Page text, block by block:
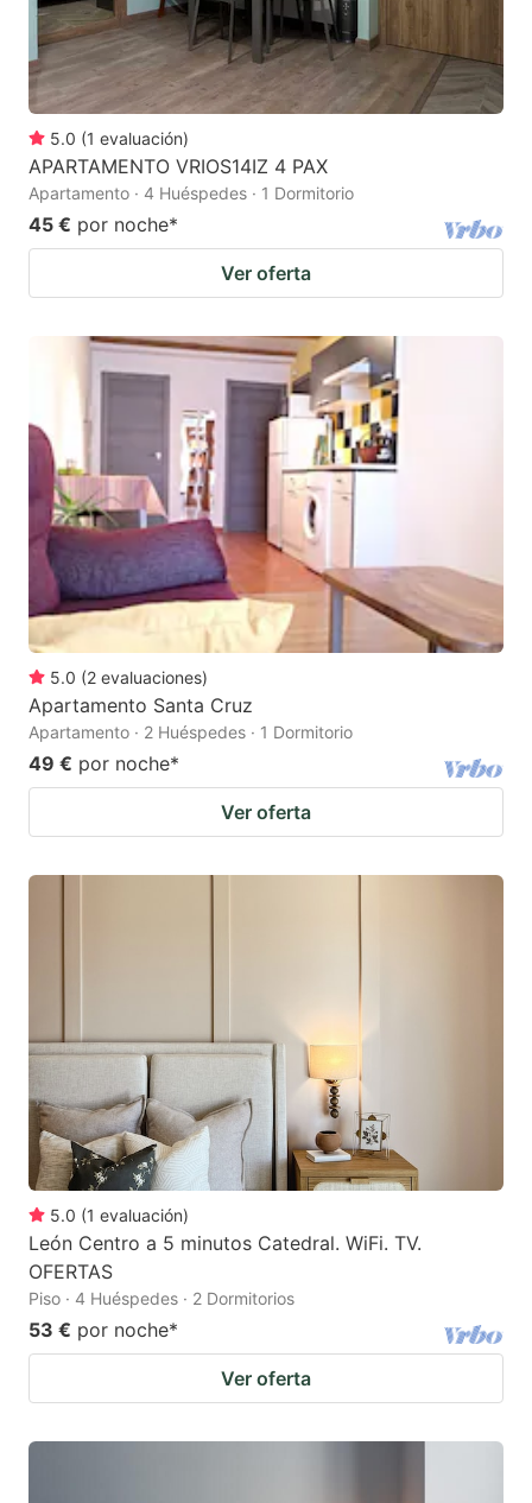
5.0 (1 evaluación)
APARTAMENTO VRIOS14IZ 4 PAX
Apartamento · 4 Huéspedes · 1 Dormitorio
45 € por noche*
Ver oferta
5.0 (2 evaluaciones)
Apartamento Santa Cruz
Apartamento · 2 Huéspedes · 1 Dormitorio
49 € por noche*
Ver oferta
5.0 (1 evaluación)
León Centro a 5 minutos Catedral. WiFi. TV.
OFERTAS
Piso · 4 Huéspedes · 2 Dormitorios
53 € por noche*
Ver oferta